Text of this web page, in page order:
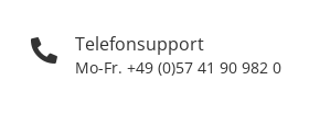
Telefonsupport
Mo-Fr. +49 (0)57 41 90 982 0